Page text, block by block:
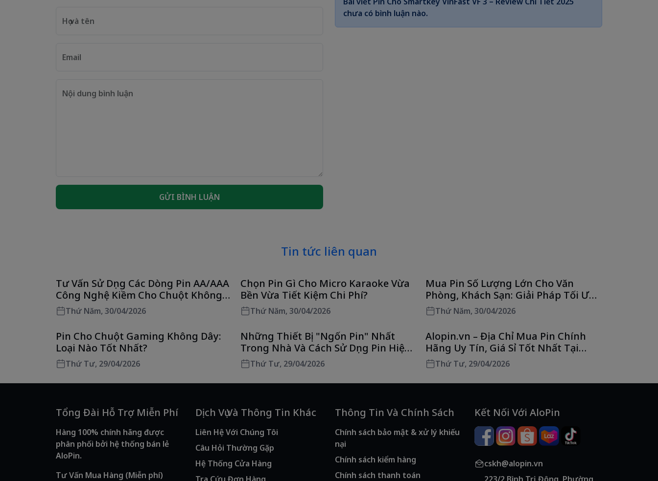
Họ và tên
Email
Nội dung bình luận
GỬI BÌNH LUẬN
chưa có bình luận nào.
Tin tức liên quan
Tư Vấn Sử Dụng Các Dòng Pin AA/AAA
Công Nghệ Kiềm Cho Chuột Không
Dây Tối Ưu Nhất
Thứ Năm, 30/04/2026
Chọn Pin Gì Cho Micro Karaoke Vừa
Bền Vừa Tiết Kiệm Chi Phí?
Thứ Năm, 30/04/2026
Mua Pin Số Lượng Lớn Cho Văn
Phòng, Khách Sạn: Giải Pháp Tối Ưu
Chi Phí Cùng Alo Pin
Thứ Năm, 30/04/2026
Pin Cho Chuột Gaming Không Dây:
Loại Nào Tốt Nhất?
Thứ Tư, 29/04/2026
Những Thiết Bị "Ngốn Pin" Nhất
Trong Nhà Và Cách Sử Dụng Pin Hiệu
QuảThứ Tư, 29/04/2026
Alopin.vn – Địa Chỉ Mua Pin Chính
Hãng Uy Tín, Giá Sỉ Tốt Nhất Tại
HCM
Thứ Tư, 29/04/2026
Tổng Đài Hỗ Trợ Miễn Phí
Hàng 100% chính hãng được
phân phối bởi hệ thống bán lẻ
AloPin.
Tư Vấn Mua Hàng (Miễn phí)
Dịch Vụ Và Thông Tin Khác
Liên Hệ Với Chúng Tôi
Câu Hỏi Thường Gặp
Hệ Thống Cửa Hàng
Thông Tin Và Chính Sách
Chính sách bảo mật & xử lý khiếu
nại
Chính sách kiểm hàng
Chính sách thanh toán
Kết Nối Với AloPin
cskh@alopin.vn